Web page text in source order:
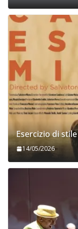
Esercizio di stile
14/05/2026